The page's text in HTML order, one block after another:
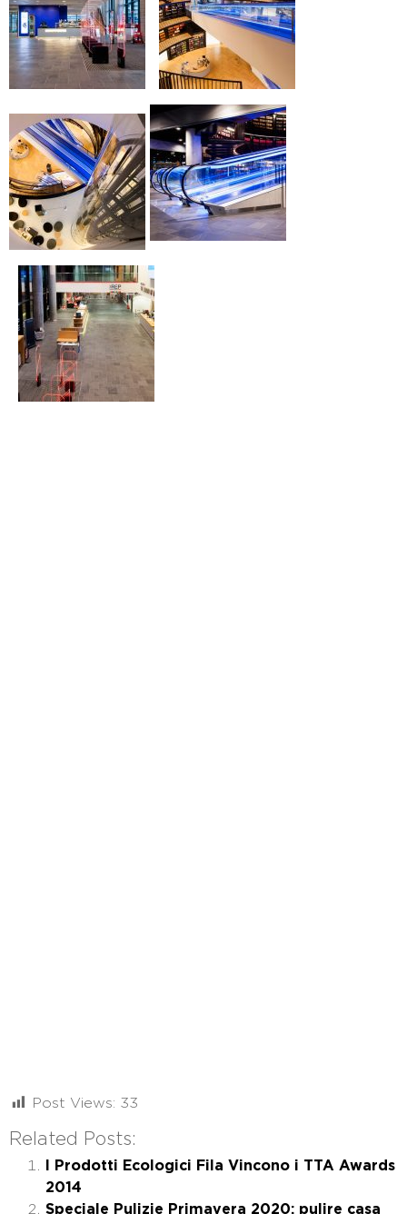
Post Views: 33
Related Posts:
I Prodotti Ecologici Fila Vincono i TTA Awards
2014
Speciale Pulizie Primavera 2020: pulire casa